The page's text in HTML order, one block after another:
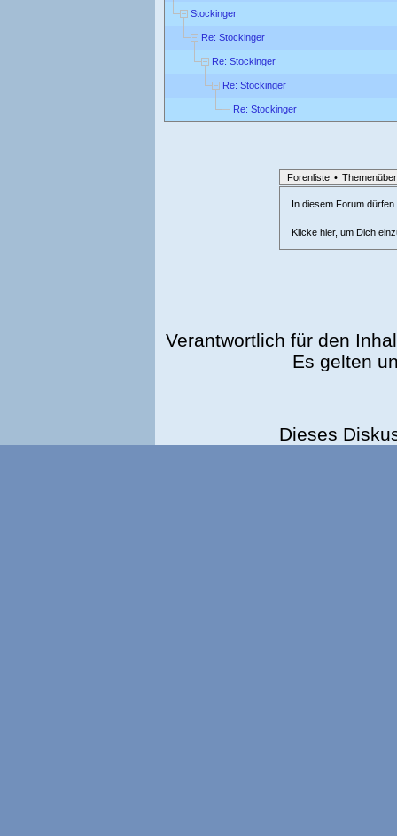
Stockinger
Re: Stockinger
Re: Stockinger
Re: Stockinger
Re: Stockinger
Forenliste •
In diesem Forum
Klicke hier, um Dich
Verantwortlich für den
Es gelten
Dieses